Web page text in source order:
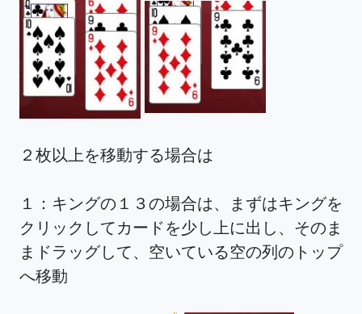
２枚以上を移動する場合は
１：キングの１３の場合は、まずはキングを
クリックしてカードを少し上に出し、そのま
まドラッグして、空いている空の列のトップ
へ移動